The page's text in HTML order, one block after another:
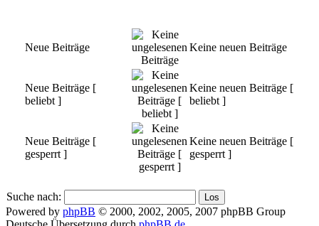
Neue Beiträge Keine neuen Beiträge
Neue Beiträge [
beliebt ]
Keine neuen Beiträge [
beliebt ]
Neue Beiträge [
gesperrt ]
Keine neuen Beiträge [
gesperrt ]
Suche nach:
Powered by phpBB © 2000, 2002, 2005, 2007 phpBB Group